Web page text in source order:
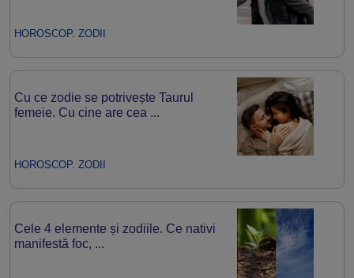
HOROSCOP. ZODII
Cu ce zodie se potrivește Taurul
femeie. Cu cine are cea ...
HOROSCOP. ZODII
Cele 4 elemente și zodiile. Ce nativi
manifestă foc, ...